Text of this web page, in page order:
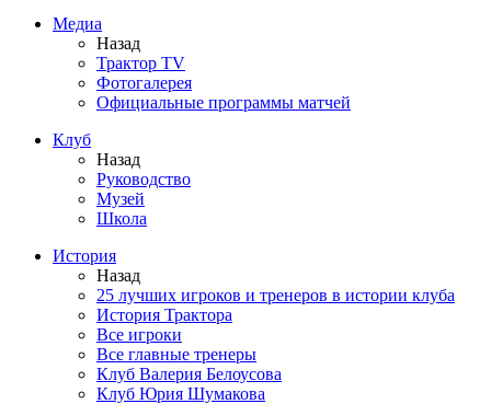
Медиа
Назад
Трактор TV
Фотогалерея
Официальные программы матчей
Клуб
Назад
Руководство
Музей
Школа
История
Назад
25 лучших игроков и тренеров в истории клуба
История Трактора
Все игроки
Все главные тренеры
Клуб Валерия Белоусова
Клуб Юрия Шумакова